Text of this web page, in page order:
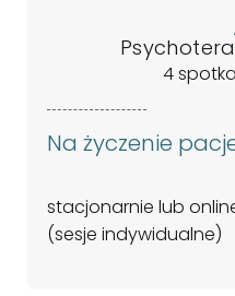
4
Na życzenie
stacjonarnie lub
(sesje indywidualne)